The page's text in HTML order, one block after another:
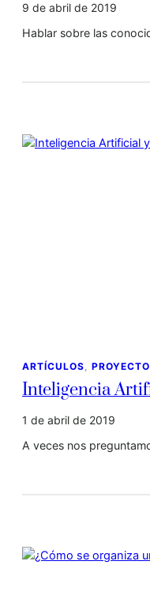
9 de abril de 2019
Hablar sobre las
ARTÍCULOS,
Inteligencia
1 de abril de 2019
A veces nos